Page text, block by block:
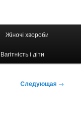
Жіночі хвороби
Вагітність і діти
Следующая →